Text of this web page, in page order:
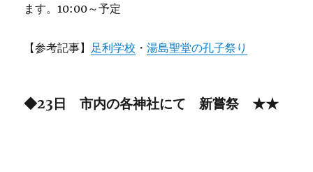
ます。10:00～予定
【参考記事】 足利学校 ・湯島聖堂の孔子祭り
◆23日 市内の各神社にて 新嘗祭 ★★